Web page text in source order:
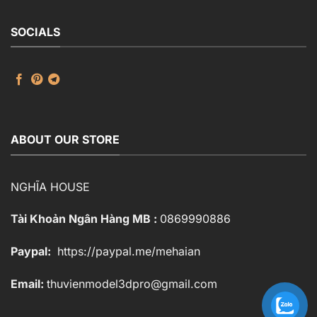
SOCIALS
ABOUT OUR STORE
NGHĨA HOUSE
Tài Khoản Ngân Hàng MB : 0869990886
Paypal: https://paypal.me/mehaian
Email: thuvienmodel3dpro@gmail.com